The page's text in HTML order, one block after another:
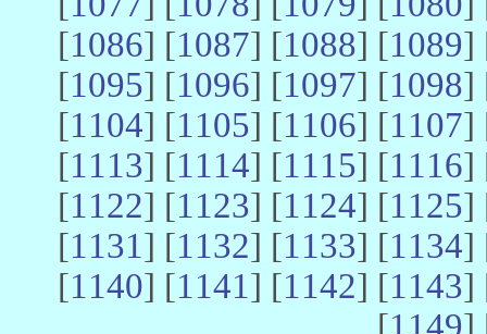
[1086] [1087] [1088] [1089]
[1095] [1096] [1097] [1098]
[1104] [1105] [1106] [1107]
[1113] [1114] [1115] [1116]
[1122] [1123] [1124] [1125]
[1131] [1132] [1133] [1134]
[1140] [1141] [1142] [1143]
[1149]